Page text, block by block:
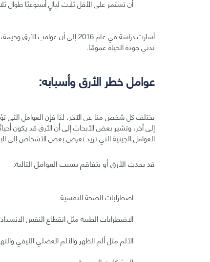
أن تستمر على الأقل ثلاث ليالٍ أسبوعيًا طوال
أشارت دراسة في عام 2016 إلى أن
تدني جودة الحياة عمومًا.
عوامل خطر الأرق وأسبابه:
يختلف كل شخص منا عن الآخر، لذا فإن العوامل
إلى آخر، وتشير بعض الأبحاث إلى أن الأرق قد يكون
العوامل الجينية التي تزيد تعرض بعض الأشخاص إلى
قد يحدث الأرق أو يتفاقم بسبب العوامل التالية:
اضطرابات الصحة النفسية.
الاضطرابات الطبية مثل انقطاع النفس
الألم مثل ألم الظهر والألم العضلي الليفي